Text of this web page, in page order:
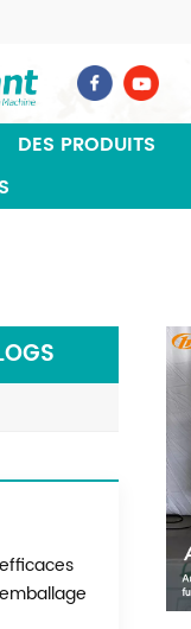
DES PRODUITS